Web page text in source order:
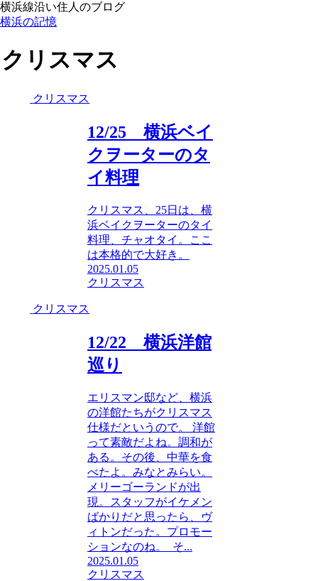
横浜線沿い住人のブログ
横浜の記憶
クリスマス
クリスマス
12/25 横浜ベイ
クヲーターのタ
イ料理
クリスマス、25日は、横
浜ベイクヲーターのタイ
料理、チャオタイ。ここ
は本格的で大好き。
2025.01.05
クリスマス
クリスマス
12/22 横浜洋館
巡り
エリスマン邸など、横浜
の洋館たちがクリスマス
仕様だというので。 洋館
って素敵だよね。調和が
ある。その後、中華を食
べたよ。みなとみらい。
メリーゴーランドが出
現。スタッフがイケメン
ばかりだと思ったら、ヴ
ィトンだった。プロモー
ションなのね。 そ...
2025.01.05
クリスマス